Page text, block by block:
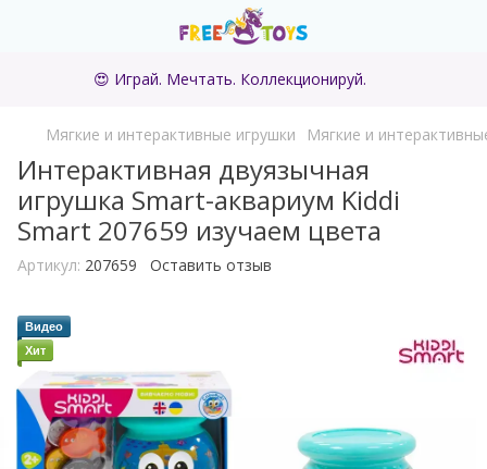
😍 Играй. Мечтать. Коллекционируй.
Мягкие и интерактивные игрушки Мягкие и
Интерактивная двуязычная
игрушка Smart-аквариум Kiddi
Smart 207659 изучаем цвета
Артикул: 207659 Оставить отзыв
Видео
Хит